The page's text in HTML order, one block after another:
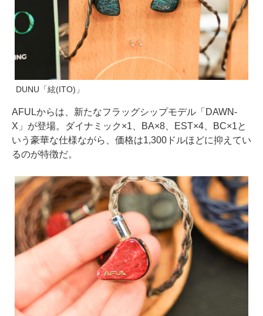
DUNU「絃(ITO)」
AFULからは、新たなフラッグシップモデル「DAWN-
X」が登場。ダイナミック×1、BA×8、EST×4、BC×1と
いう豪華な仕様ながら、価格は1,300ドルほどに抑えてい
るのが特徴だ。